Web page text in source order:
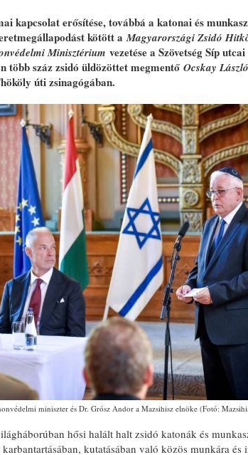
kapcsolat erősítése, továbbá a katonai és
kötött a Magyarországi Zsidó
Minisztérium vezetése a Szövetség Síp
száz zsidó üldözöttet megmentő Ocskay László
úti zsinagógában.
miniszter és Dr. Grósz Andor a Mazsihisz elnöke (Fotó:
hősi halált halt zsidó katonák és
kutatásában való közös munkára és